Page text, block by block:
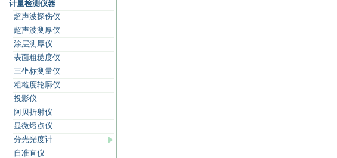
计量检测仪器
超声波探伤仪
超声波测厚仪
涂层测厚仪
表面粗糙度仪
三坐标测量仪
粗糙度轮廓仪
投影仪
阿贝折射仪
显微熔点仪
分光光度计
自准直仪